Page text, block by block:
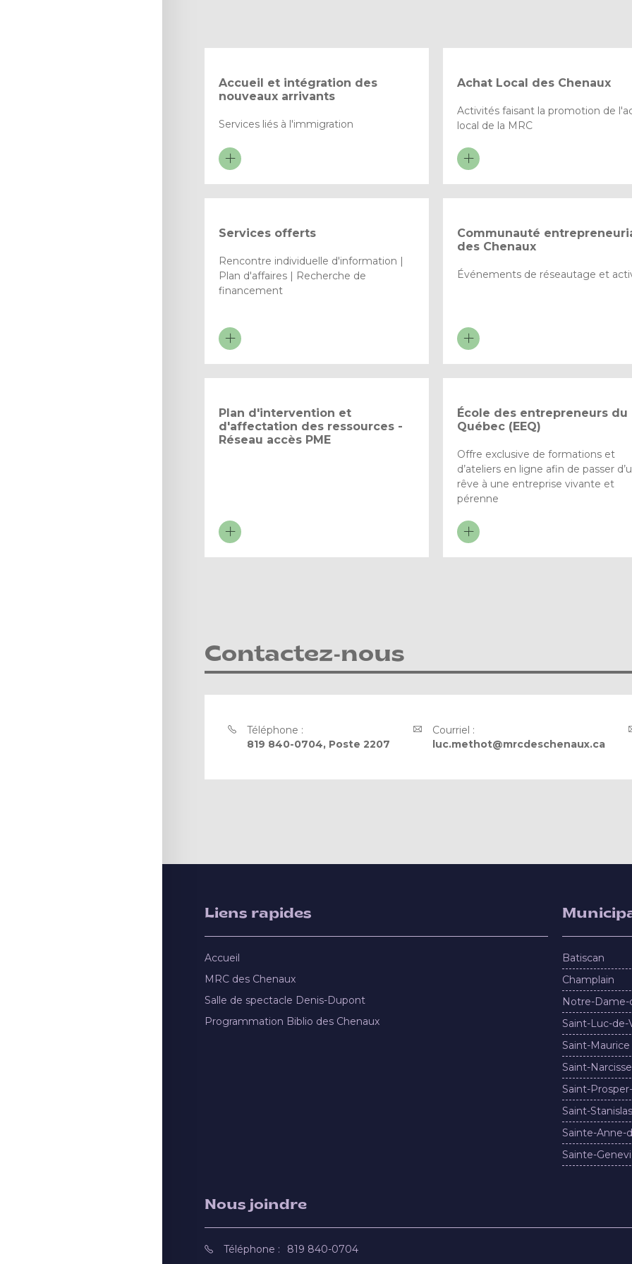
Accueil et intégration des
nouveaux arrivants
Services liés à l'immigration
Achat Local des Chenaux
Activités faisant la promotion de
local de la MRC
Services offerts
Rencontre individuelle d'information |
Plan d'affaires | Recherche de
financement
Communauté
des Chenaux
Événements de réseautage et
Plan d'intervention et
d'affectation des ressources -
Réseau accès PME
École des entrepreneurs du
Québec (EEQ)
Offre exclusive de formations et
d’ateliers en ligne afin de passer
rêve à une entreprise vivante et
pérenne
Contactez-nous
Téléphone :
819 840-0704, Poste 2207
Courriel :
luc.methot@mrcdeschenaux.ca
Liens rapides
Accueil
MRC des Chenaux
Salle de spectacle Denis-Dupont
Programmation Biblio des Chenaux
Batiscan
Champlain
Notre-
Saint-Luc-de-
Saint-Maurice
Saint-Narcisse
Saint-
Saint-Stanislas
Sainte-Anne-
Sainte-
Nous joindre
Téléphone :
819 840-0704